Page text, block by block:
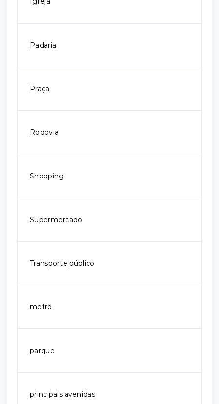
Padaria
Praça
Rodovia
Shopping
Supermercado
Transporte público
metrô
parque
principais avenidas